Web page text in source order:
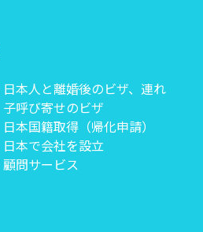
日本人と離婚後のビザ、連れ
子呼び寄せのビザ
日本国籍取得（帰化申請）
日本で会社を設立
顧問サービス